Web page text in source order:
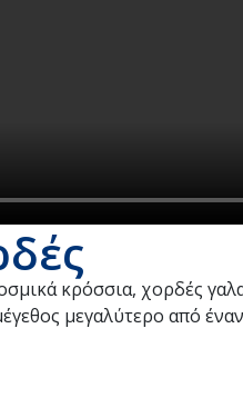
κρόσσια, χορδές
μεγαλύτερο από